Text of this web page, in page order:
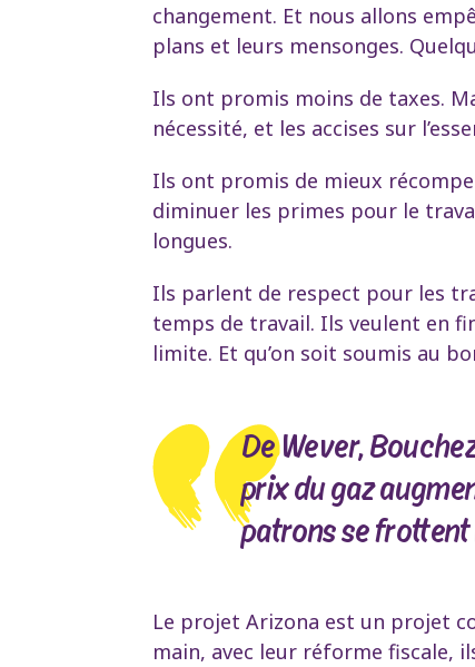
changement. Et nous allons
plans et leurs mensonges.
Ils ont promis moins de taxes.
nécessité, et les accises sur
Ils ont promis de mieux
diminuer les primes pour le
longues.
Ils parlent de respect pour les
temps de travail. Ils veulent en
limite. Et qu’on soit soumis au
De Wever,
prix du gaz
patrons se frottent
Le projet Arizona est un projet
main, avec leur réforme fiscale,